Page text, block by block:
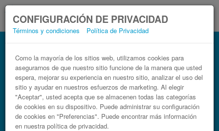
CONFIGURACIÓN DE PRIVACIDAD
Términos y condiciones Política de Privacidad
Como la mayoría de los sitios web, utilizamos cookies para
asegurarnos de que nuestro sitio funcione de la manera que usted
espera, mejorar su experiencia en nuestro sitio, analizar el uso del
sitio y ayudar en nuestros esfuerzos de marketing. Al elegir
"Aceptar", usted acepta que se almacenen todas las categorías
de cookies en su dispositivo. Puede administrar su configuración
de cookies en "Preferencias". Puede encontrar más información
en nuestra política de privacidad.
Autobús en Túnez.
Billetes de autobuses en solo 3 pasos